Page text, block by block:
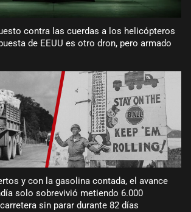
contra las cuerdas a los helicópteros
de EEUU es otro dron, pero armado
y con la gasolina contada, el avance
solo sobrevivió metiendo 6.000
sin parar durante 82 días